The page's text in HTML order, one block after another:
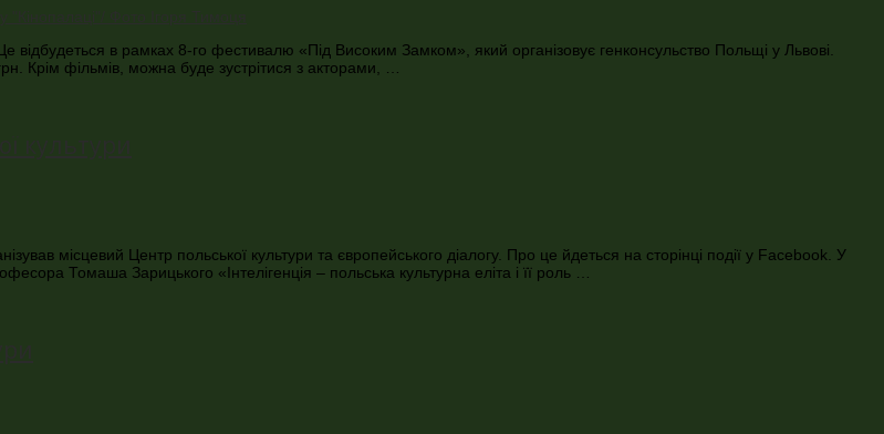
відбудеться в рамках 8-го фестивалю «Під Високим Замком», який організовує генконсульство Польщі у Львові.
Крім фільмів, можна буде зустрітися з акторами, …
місцевий Центр польської культури та європейського діалогу. Про це йдеться на сторінці події у Facebook. У
Томаша Зарицького «Інтелігенція – польська культурна еліта і її роль …